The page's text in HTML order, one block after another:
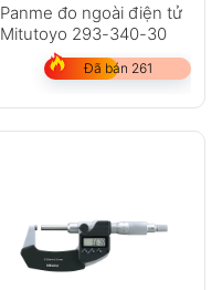
Panme đo ngoài điện tử
Mitutoyo 293-340-30
Đã bán 261